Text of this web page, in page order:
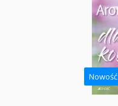
Nowość